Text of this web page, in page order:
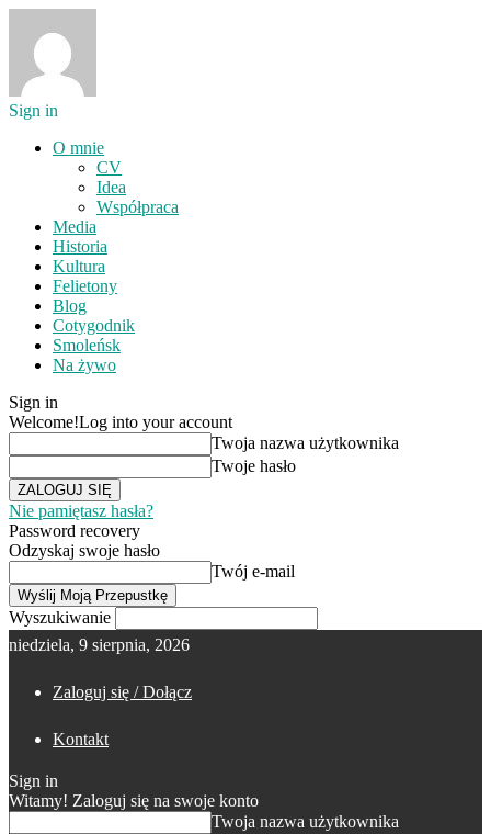
Sign in
O mnie
CV
Idea
Współpraca
Media
Historia
Kultura
Felietony
Blog
Cotygodnik
Smoleńsk
Na żywo
Sign in
Welcome!Log into your account
Twoja nazwa użytkownika
Twoje hasło
Nie pamiętasz hasła?
Password recovery
Odzyskaj swoje hasło
Twój e-mail
Wyszukiwanie
niedziela, 9 sierpnia, 2026
Zaloguj się / Dołącz
Kontakt
Sign in
Witamy! Zaloguj się na swoje konto
Twoja nazwa użytkownika